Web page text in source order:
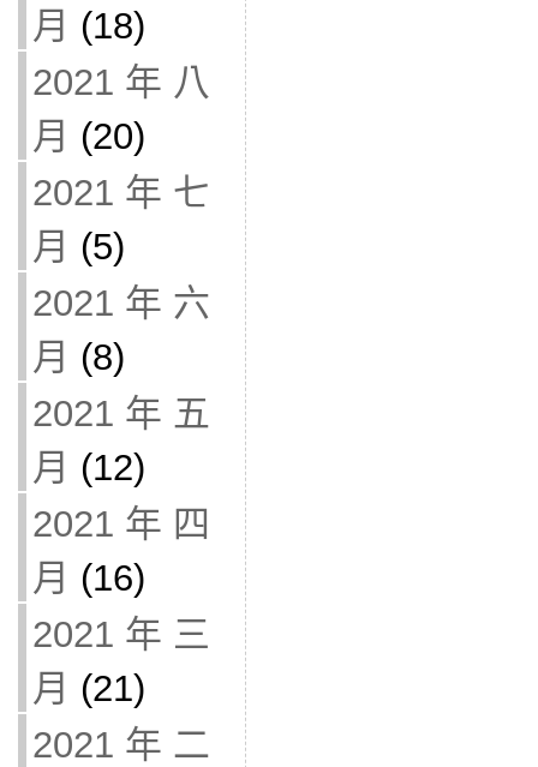
月 (18)
2021 年 八
月 (20)
2021 年 七
月 (5)
2021 年 六
月 (8)
2021 年 五
月 (12)
2021 年 四
月 (16)
2021 年 三
月 (21)
2021 年 二